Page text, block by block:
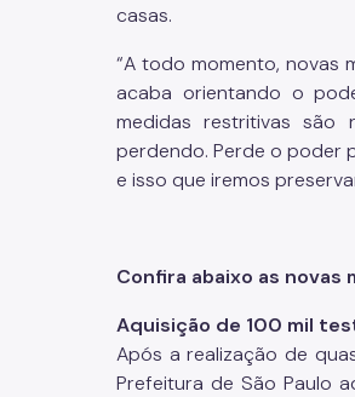
Trabalho
casas.
“A todo momento, novas
acaba orientando o
medidas restritivas são
perdendo. Perde o poder
e isso que iremos
Confira abaixo as novas
Aquisição de 100 mil
Após a realização de
Prefeitura de São Paulo